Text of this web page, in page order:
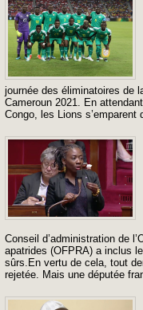
journée des éliminatoires de
Cameroun 2021. En
Congo, les Lions s’emparent
Conseil d’administration de
apatrides (OFPRA) a inclus
sûrs.En vertu de cela, tout
rejetée. Mais une députée